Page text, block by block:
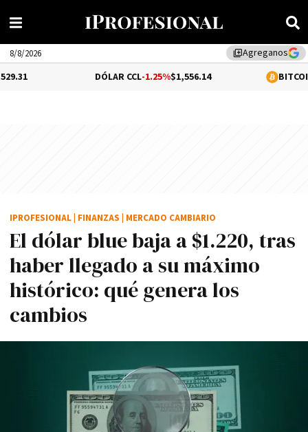
library_addAgreganos
8/8/2026
-1.25%$1,556.14 -0.07%
El dólar blue baja a $1.220, tras
haber llegado a su máximo
histórico: qué genera los
cambios
IPROFESIONAL FINANZAS MERCADO CAMBIARIO